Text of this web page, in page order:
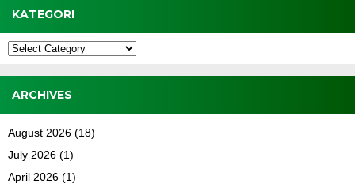
KATEGORI
Kategori
ARCHIVES
August 2026 (18)
July 2026 (1)
April 2026 (1)